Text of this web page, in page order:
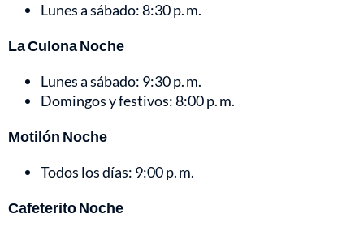
Lunes a sábado: 8:30 p. m.
La Culona Noche
Lunes a sábado: 9:30 p. m.
Domingos y festivos: 8:00 p. m.
Motilón Noche
Todos los días: 9:00 p. m.
Cafeterito Noche